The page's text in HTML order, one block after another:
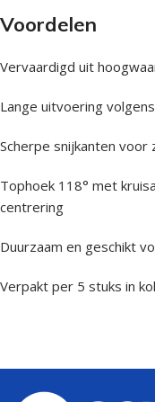
Voordelen
Vervaardigd uit
Lange uitvoering
Scherpe snijkanten voor
Tophoek 118° met
centrering
Duurzaam en geschikt
Verpakt per 5 stuks in